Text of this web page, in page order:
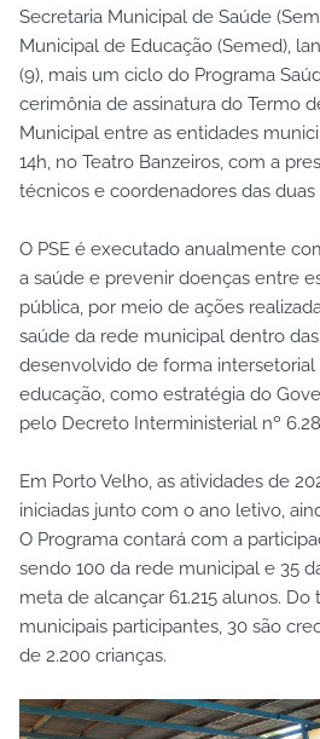
Secretaria Municipal de Saúde
Municipal de Educação (Semed),
(9), mais um ciclo do Programa
cerimônia de assinatura do Termo
Municipal entre as entidades
14h, no Teatro Banzeiros, com a
técnicos e coordenadores das duas
O PSE é executado anualmente
a saúde e prevenir doenças entre
pública, por meio de ações
saúde da rede municipal dentro
desenvolvido de forma
educação, como estratégia do
pelo Decreto Interministerial nº
Em Porto Velho, as atividades de
iniciadas junto com o ano letivo,
O Programa contará com a
sendo 100 da rede municipal e 35
meta de alcançar 61.215 alunos.
municipais participantes, 30 são
de 2.200 crianças.